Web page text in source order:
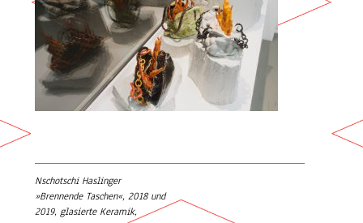
Beitrags-Navigation
Nschotschi Haslinger
»Brennende Taschen«, 2018 und
2019, glasierte Keramik,